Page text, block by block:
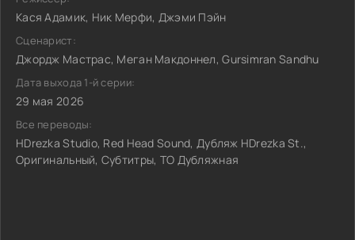
Кася Адамик, Ник Мерфи, Джэми Пэйн
Сценарист:
Джордж Мастрас, Меган Макдоннел, Gursimran Sandhu
Дата выхода 1-й серии:
29 мая 2026
Все переводы:
HDrezka Studio, Red Head Sound, Дубляж HDrezka St.,
Оригинальный, Субтитры, ТО Дубляжная